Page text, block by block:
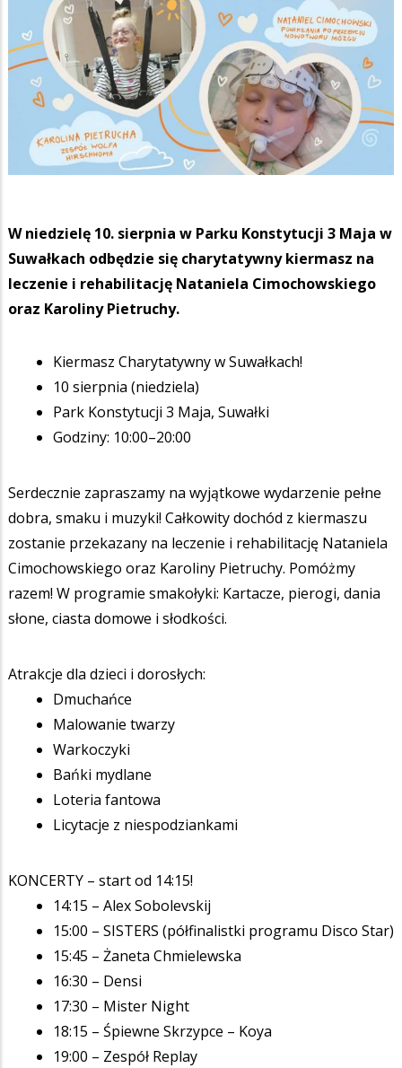
W niedzielę 10. sierpnia w Parku Konstytucji 3 Maja w
Suwałkach odbędzie się charytatywny kiermasz na
leczenie i rehabilitację Nataniela Cimochowskiego
oraz Karoliny Pietruchy.
Kiermasz Charytatywny w Suwałkach!
10 sierpnia (niedziela)
Park Konstytucji 3 Maja, Suwałki
Godziny: 10:00–20:00
Serdecznie zapraszamy na wyjątkowe wydarzenie pełne
dobra, smaku i muzyki! Całkowity dochód z kiermaszu
zostanie przekazany na leczenie i rehabilitację Nataniela
Cimochowskiego oraz Karoliny Pietruchy. Pomóżmy
razem! W programie smakołyki: Kartacze, pierogi, dania
słone, ciasta domowe i słodkości.
Atrakcje dla dzieci i dorosłych:
Dmuchańce
Malowanie twarzy
Warkoczyki
Bańki mydlane
Loteria fantowa
Licytacje z niespodziankami
KONCERTY – start od 14:15!
14:15 – Alex Sobolevskij
15:00 – SISTERS (półfinalistki programu Disco Star)
15:45 – Żaneta Chmielewska
16:30 – Densi
17:30 – Mister Night
18:15 – Śpiewne Skrzypce – Koya
19:00 – Zespół Replay